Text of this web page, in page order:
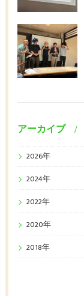
アーカイブ
2026年
2024年
2022年
2020年
2018年